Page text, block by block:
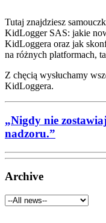
Tutaj znajdziesz
KidLogger SAS: jakie
KidLoggera oraz jak
na różnych platformach,
Z chęcią wysłuchamy
KidLoggera.
„Nigdy nie
nadzoru.”
Archive